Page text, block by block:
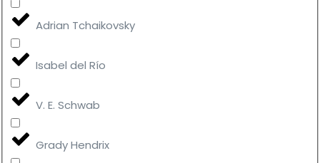
Adrian Tchaikovsky
Isabel del Río
V. E. Schwab
Grady Hendrix